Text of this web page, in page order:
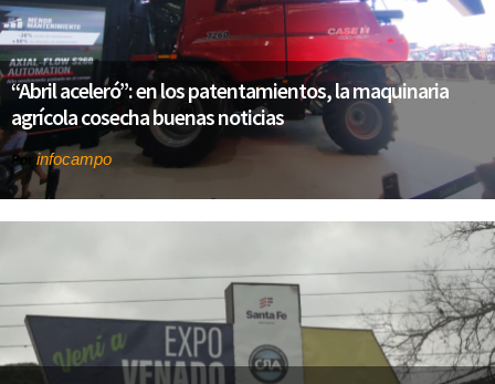
“Abril aceleró”: en los patentamientos, la maquinaria
agrícola cosecha buenas noticias
Por infocampo